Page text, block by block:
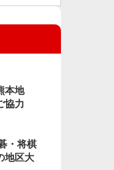
本地
協力
・将棋
地区大